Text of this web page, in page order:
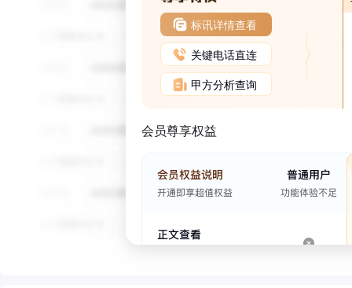
标讯详情查看
关键电话直连
甲方分析查询
会员尊享权益